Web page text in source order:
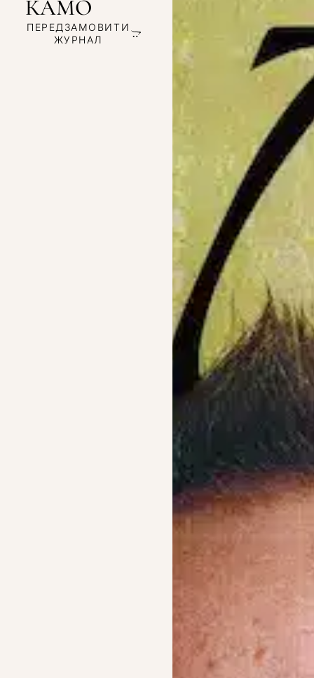
КАМО
ПЕРЕДЗАМОВИТИ
ЖУРНАЛ